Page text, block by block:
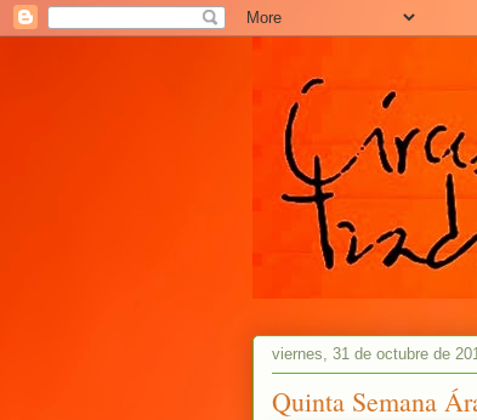
viernes, 31 de octubre de
Quinta Semana